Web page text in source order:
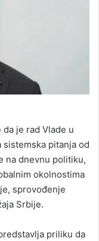
je rad Vlade u
pitanja od
na dnevnu politiku,
okolnostima
sprovođenje
Srbije.
priliku da